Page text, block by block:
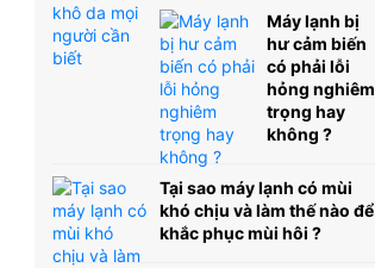
Máy lạnh bị
hư cảm biến
có phải lỗi
hỏng nghiêm
trọng hay
không ?
Tại sao máy lạnh có mùi
khó chịu và làm thế nào để
khắc phục mùi hôi ?